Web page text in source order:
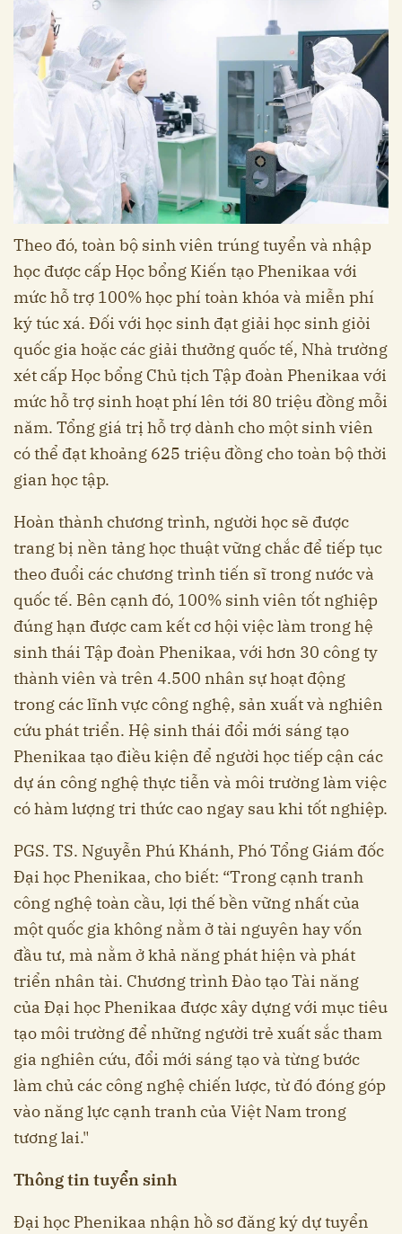
Theo đó, toàn bộ sinh viên trúng tuyển và nhập
học được cấp Học bổng Kiến tạo Phenikaa với
mức hỗ trợ 100% học phí toàn khóa và miễn phí
ký túc xá. Đối với học sinh đạt giải học sinh giỏi
quốc gia hoặc các giải thưởng quốc tế, Nhà trường
xét cấp Học bổng Chủ tịch Tập đoàn Phenikaa với
mức hỗ trợ sinh hoạt phí lên tới 80 triệu đồng mỗi
năm. Tổng giá trị hỗ trợ dành cho một sinh viên
có thể đạt khoảng 625 triệu đồng cho toàn bộ thời
gian học tập.
Hoàn thành chương trình, người học sẽ được
trang bị nền tảng học thuật vững chắc để tiếp tục
theo đuổi các chương trình tiến sĩ trong nước và
quốc tế. Bên cạnh đó, 100% sinh viên tốt nghiệp
đúng hạn được cam kết cơ hội việc làm trong hệ
sinh thái Tập đoàn Phenikaa, với hơn 30 công ty
thành viên và trên 4.500 nhân sự hoạt động
trong các lĩnh vực công nghệ, sản xuất và nghiên
cứu phát triển. Hệ sinh thái đổi mới sáng tạo
Phenikaa tạo điều kiện để người học tiếp cận các
dự án công nghệ thực tiễn và môi trường làm việc
có hàm lượng tri thức cao ngay sau khi tốt nghiệp.
PGS. TS. Nguyễn Phú Khánh, Phó Tổng Giám đốc
Đại học Phenikaa, cho biết: “Trong cạnh tranh
công nghệ toàn cầu, lợi thế bền vững nhất của
một quốc gia không nằm ở tài nguyên hay vốn
đầu tư, mà nằm ở khả năng phát hiện và phát
triển nhân tài. Chương trình Đào tạo Tài năng
của Đại học Phenikaa được xây dựng với mục tiêu
tạo môi trường để những người trẻ xuất sắc tham
gia nghiên cứu, đổi mới sáng tạo và từng bước
làm chủ các công nghệ chiến lược, từ đó đóng góp
vào năng lực cạnh tranh của Việt Nam trong
tương lai."
Thông tin tuyển sinh
Đại học Phenikaa nhận hồ sơ đăng ký dự tuyển